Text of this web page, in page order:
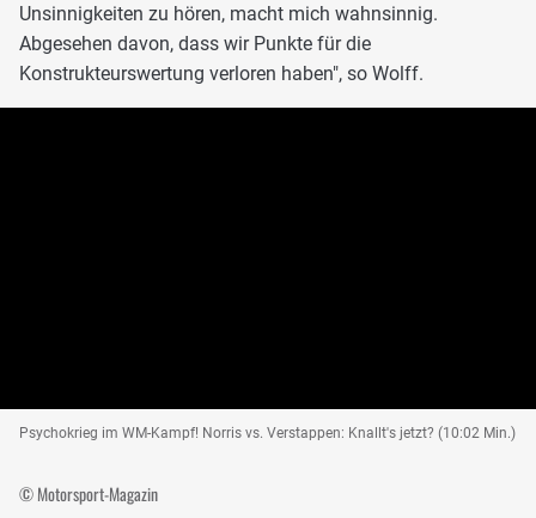
Unsinnigkeiten zu hören, macht mich wahnsinnig.
Abgesehen davon, dass wir Punkte für die
Konstrukteurswertung verloren haben", so Wolff.
Psychokrieg im WM-Kampf! Norris vs. Verstappen: Knallt's jetzt? (10:02 Min.)
© Motorsport-Magazin